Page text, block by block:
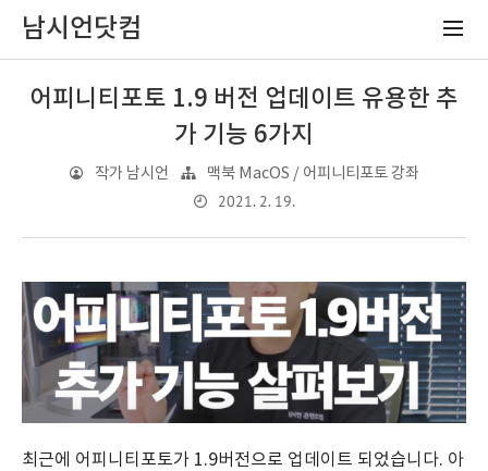
남시언닷컴
어피니티포토 1.9 버전 업데이트 유용한 추
가 기능 6가지
작가 남시언 맥북 MacOS / 어피니티포토 강좌
2021. 2. 19.
최근에 어피니티포토가 1.9버전으로 업데이트 되었습니다. 아